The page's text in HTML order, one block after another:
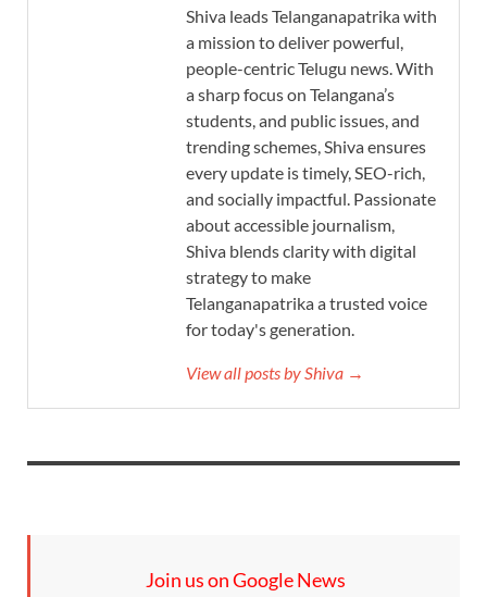
Shiva leads Telanganapatrika with
a mission to deliver powerful,
people-centric Telugu news. With
a sharp focus on Telangana’s
students, and public issues, and
trending schemes, Shiva ensures
every update is timely, SEO-rich,
and socially impactful. Passionate
about accessible journalism,
Shiva blends clarity with digital
strategy to make
Telanganapatrika a trusted voice
for today's generation.
View all posts by Shiva →
Join us on Google News